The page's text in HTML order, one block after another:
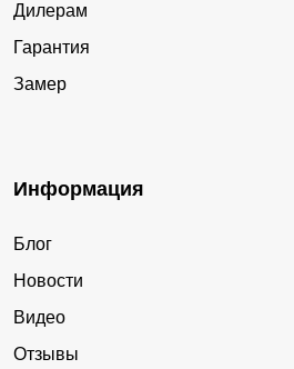
Дилерам
Гарантия
Замер
Информация
Блог
Новости
Видео
Отзывы